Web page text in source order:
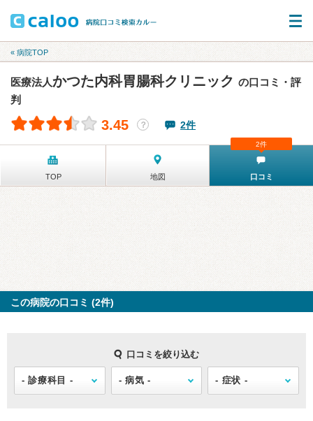
« 病院TOP
医療法人かつた内科胃腸科クリニック の口コミ・評
判
3.45 ？ 2件
TOP 地図 口コミ
2件
この病院の口コミ (2件)
口コミを絞り込む